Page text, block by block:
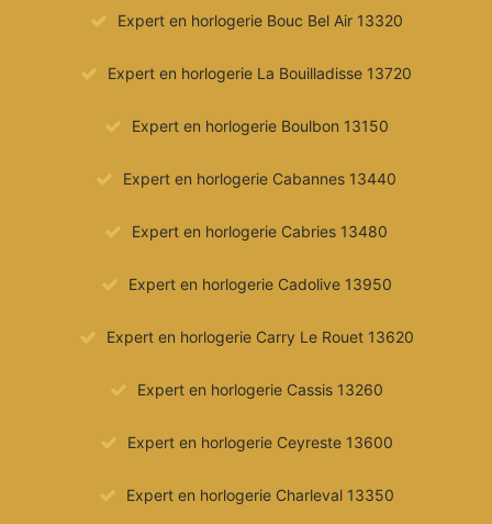
Expert en horlogerie Bouc Bel Air 13320
Expert en horlogerie La Bouilladisse 13720
Expert en horlogerie Boulbon 13150
Expert en horlogerie Cabannes 13440
Expert en horlogerie Cabries 13480
Expert en horlogerie Cadolive 13950
Expert en horlogerie Carry Le Rouet 13620
Expert en horlogerie Cassis 13260
Expert en horlogerie Ceyreste 13600
Expert en horlogerie Charleval 13350